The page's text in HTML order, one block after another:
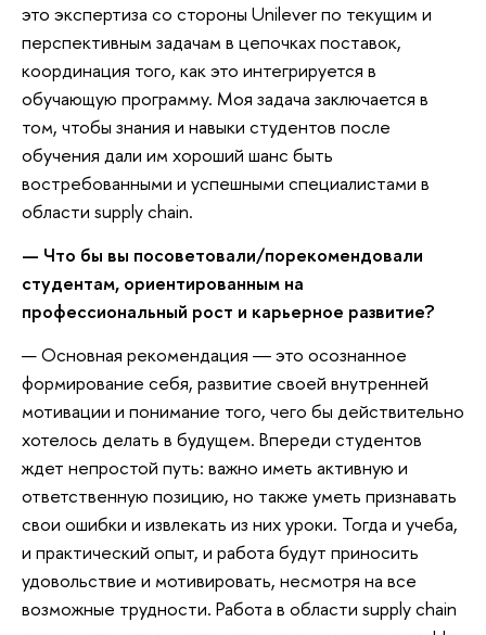
это экспертиза со стороны Unilever по текущим и
перспективным задачам в цепочках поставок,
координация того, как это интегрируется в
обучающую программу. Моя задача заключается в
том, чтобы знания и навыки студентов после
обучения дали им хороший шанс быть
востребованными и успешными специалистами в
области supply chain.
— Что бы вы посоветовали/порекомендовали
студентам, ориентированным на
профессиональный рост и карьерное развитие?
— Основная рекомендация ― это осознанное
формирование себя, развитие своей внутренней
мотивации и понимание того, чего бы действительно
хотелось делать в будущем. Впереди студентов
ждет непростой путь: важно иметь активную и
ответственную позицию, но также уметь признавать
свои ошибки и извлекать из них уроки. Тогда и учеба,
и практический опыт, и работа будут приносить
удовольствие и мотивировать, несмотря на все
возможные трудности. Работа в области supply chain